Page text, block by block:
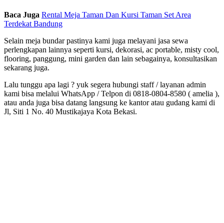
Baca Juga Rental Meja Taman Dan Kursi Taman Set Area
Terdekat Bandung
Selain meja bundar pastinya kami juga melayani jasa sewa
perlengkapan lainnya seperti kursi, dekorasi, ac portable, misty cool,
flooring, panggung, mini garden dan lain sebagainya, konsultasikan
sekarang juga.
Lalu tunggu apa lagi ? yuk segera hubungi staff / layanan admin
kami bisa melalui WhatsApp / Telpon di 0818-0804-8580 ( amelia ),
atau anda juga bisa datang langsung ke kantor atau gudang kami di
Jl, Siti 1 No. 40 Mustikajaya Kota Bekasi.